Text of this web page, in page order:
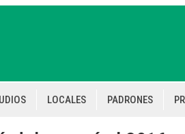
LOCALES PADRONES